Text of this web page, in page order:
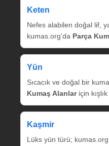
Keten
Nefes alabilen doğal lif,
kumas.org’da Parça
Yün
Sıcacık ve doğal bir
Kumaş Alanlariçin
Kaşmir
Lüks yün türü;